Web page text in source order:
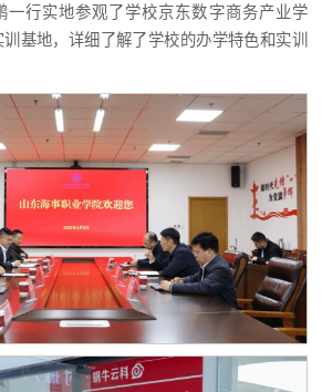
一行实地参观了学校京东数字商务产业学
基地，详细了解了学校的办学特色和实训